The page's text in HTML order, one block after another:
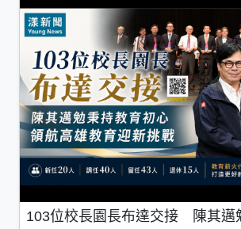
103位校長園長布達交接 陳其邁